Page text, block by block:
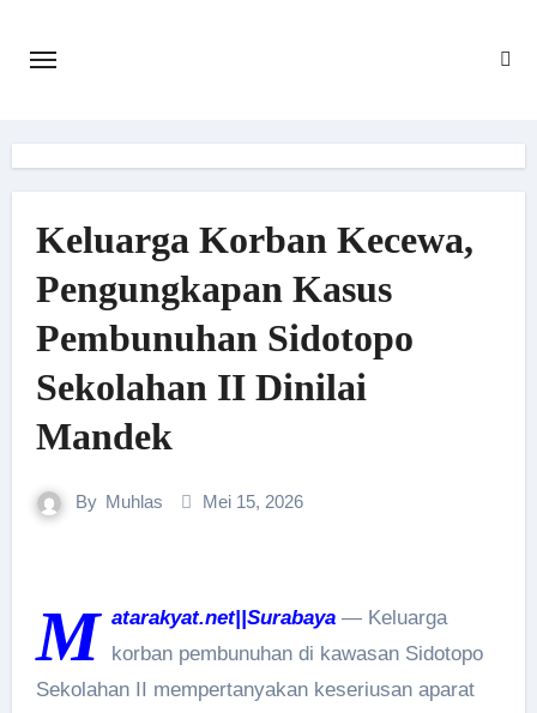
Keluarga Korban Kecewa,
Pengungkapan Kasus
Pembunuhan Sidotopo
Sekolahan II Dinilai
Mandek
By Muhlas Mei 15, 2026
M atarakyat.net||Surabaya— Keluarga
korban pembunuhan di kawasan Sidotopo
Sekolahan II mempertanyakan keseriusan aparat